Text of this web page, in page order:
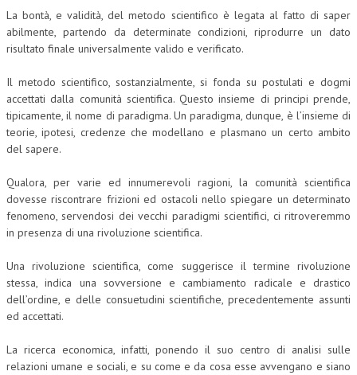
La bontà, e validità, del metodo scientifico è legata al fatto di saper
abilmente, partendo da determinate condizioni, riprodurre un dato
risultato finale universalmente valido e verificato.
Il metodo scientifico, sostanzialmente, si fonda su postulati e dogmi
accettati dalla comunità scientifica. Questo insieme di principi prende,
tipicamente, il nome di paradigma. Un paradigma, dunque, è l’insieme di
teorie, ipotesi, credenze che modellano e plasmano un certo ambito
del sapere.
Qualora, per varie ed innumerevoli ragioni, la comunità scientifica
dovesse riscontrare frizioni ed ostacoli nello spiegare un determinato
fenomeno, servendosi dei vecchi paradigmi scientifici, ci ritroveremmo
in presenza di una rivoluzione scientifica.
Una rivoluzione scientifica, come suggerisce il termine rivoluzione
stessa, indica una sovversione e cambiamento radicale e drastico
dell’ordine, e delle consuetudini scientifiche, precedentemente assunti
ed accettati.
La ricerca economica, infatti, ponendo il suo centro di analisi sulle
relazioni umane e sociali, e su come e da cosa esse avvengano e siano